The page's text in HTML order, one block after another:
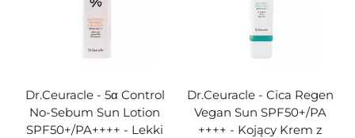
Dr.Ceuracle - 5α Control
No-Sebum Sun Lotion
SPF50+/PA++++ - Lekki
Dr.Ceuracle - Cica Regen
Vegan Sun SPF50+/PA
++++ - Kojący Krem z